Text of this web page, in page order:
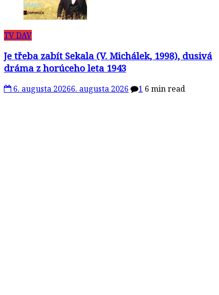
TV DAV
Je třeba zabít Sekala (V. Michálek, 1998), dusivá
dráma z horúceho leta 1943
6. augusta 20266. augusta 2026 1 6 min read